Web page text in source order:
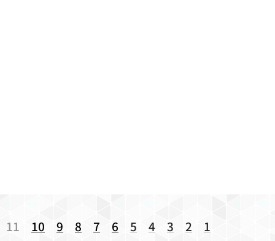
11 10 9 8 7 6 5 4 3 2 1